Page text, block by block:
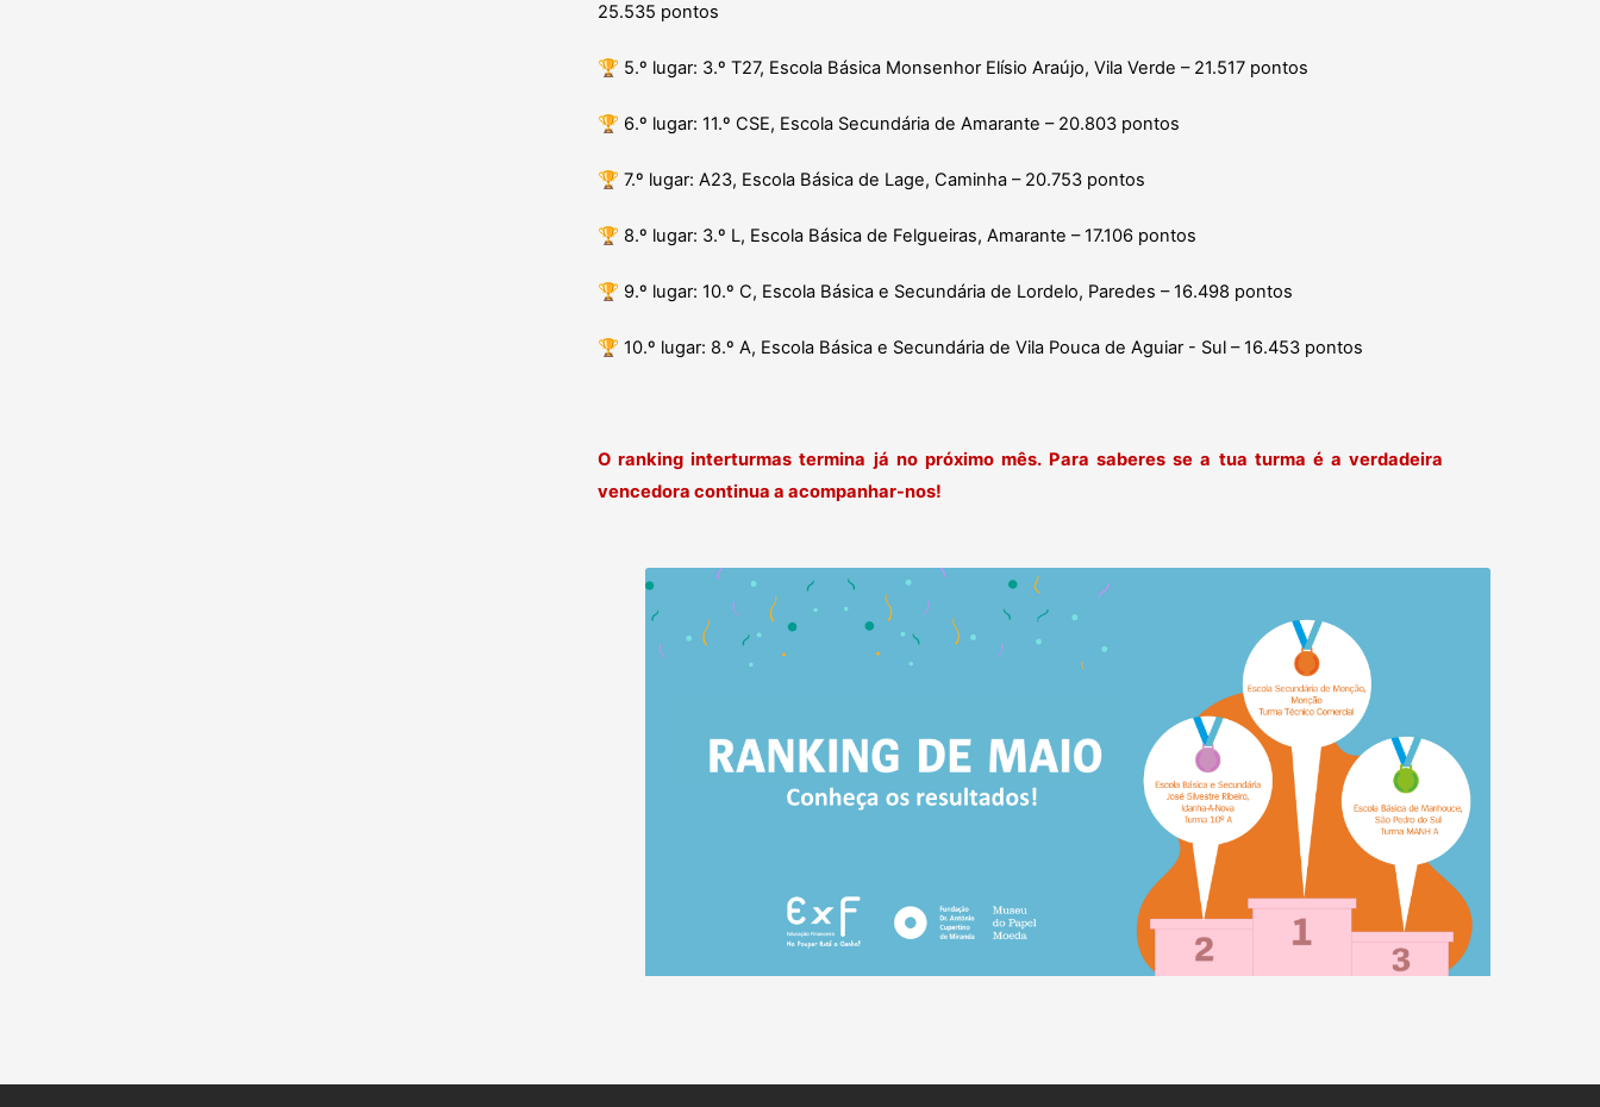
25.535 pontos
🏆 5.º lugar: 3.º T27, Escola Básica Monsenhor Elísio Araújo, Vila Verde – 21.517 pontos
🏆 6.º lugar: 11.º CSE, Escola Secundária de Amarante – 20.803 pontos
🏆 7.º lugar: A23, Escola Básica de Lage, Caminha – 20.753 pontos
🏆 8.º lugar: 3.º L, Escola Básica de Felgueiras, Amarante – 17.106 pontos
🏆 9.º lugar: 10.º C, Escola Básica e Secundária de Lordelo, Paredes – 16.498 pontos
🏆 10.º lugar: 8.º A, Escola Básica e Secundária de Vila Pouca de Aguiar - Sul – 16.453 pontos
O ranking interturmas termina já no próximo mês. Para saberes se a tua turma é a verdadeira
vencedora continua a acompanhar-nos!